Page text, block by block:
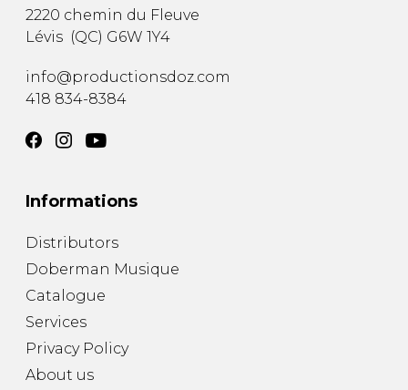
2220 chemin du Fleuve
Lévis (QC) G6W 1Y4
info@productionsdoz.com
418 834-8384
Informations
Distributors
Doberman Musique
Catalogue
Services
Privacy Policy
About us